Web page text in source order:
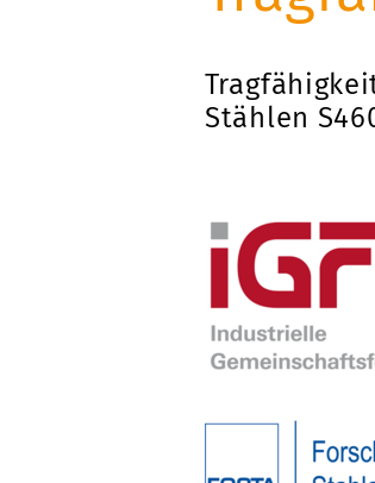
Stählen